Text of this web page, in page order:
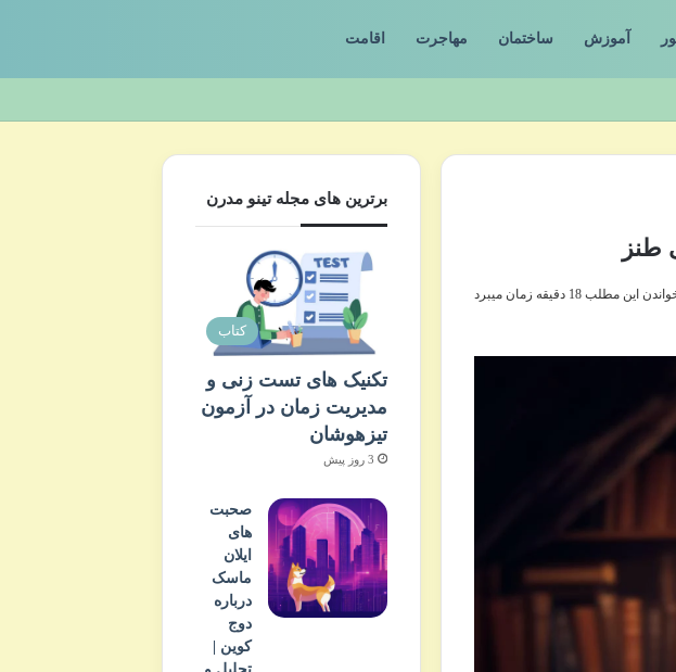
آموزش ساختمان مهاجرت اقامت
طنز
این مطلب 18 دقیقه زمان میبرد
برترین های مجله تینو مدرن
کتاب
تکنیک های تست زنی و
مدیریت زمان در آزمون
تیزهوشان
3 روز پیش
صحبت
های
ایلان
ماسک
درباره
دوج
کوین |